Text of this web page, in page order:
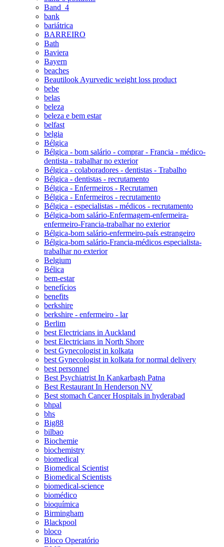
Band_4
bank
bariátrica
BARREIRO
Bath
Baviera
Bayern
beaches
Beautilook Ayurvedic weight loss product
bebe
belas
beleza
beleza e bem estar
belfast
belgia
Bélgica
Bélgica - bom salário - comprar - Francia - médico-
dentista - trabalhar no exterior
Bélgica - colaboradores - dentistas - Trabalho
Bélgica - dentistas - recrutamento
Bélgica - Enfermeiros - Recrutamen
Bélgica - Enfermeiros - recrutamento
Bélgica - especialistas - médicos - recrutamento
Bélgica-bom salário-Enfermagem-enfermeira-
enfermeiro-Francia-trabalhar no exterior
Bélgica-bom salário-enfermeiro-país estrangeiro
Bélgica-bom salário-Francia-médicos especialista-
trabalhar no exterior
Belgium
Bélica
bem-estar
benefícios
benefits
berkshire
berkshire - enfermeiro - lar
Berlim
best Electricians in Auckland
best Electricians in North Shore
best Gynecologist in kolkata
best Gynecologist in kolkata for normal delivery
best personnel
Best Psychiatrist In Kankarbagh Patna
Best Restaurant In Henderson NV
Best stomach Cancer Hospitals in hyderabad
bhpal
bhs
Big88
bilbao
Biochemie
biochemistry
biomedical
Biomedical Scientist
Biomedical Scientists
biomedical-science
biomédico
bioquímica
Birmingham
Blackpool
bloco
Bloco Operatório